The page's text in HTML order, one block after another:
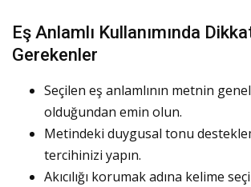
Eş Anlamlı Kullanımında
Gerekenler
Seçilen eş anlamlının metnin
olduğundan emin olun.
Metindeki duygusal tonu
tercihinizi yapın.
Akıcılığı korumak adına kelime